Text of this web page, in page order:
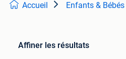
Accueil Enfants & Bébés
Affiner les résultats